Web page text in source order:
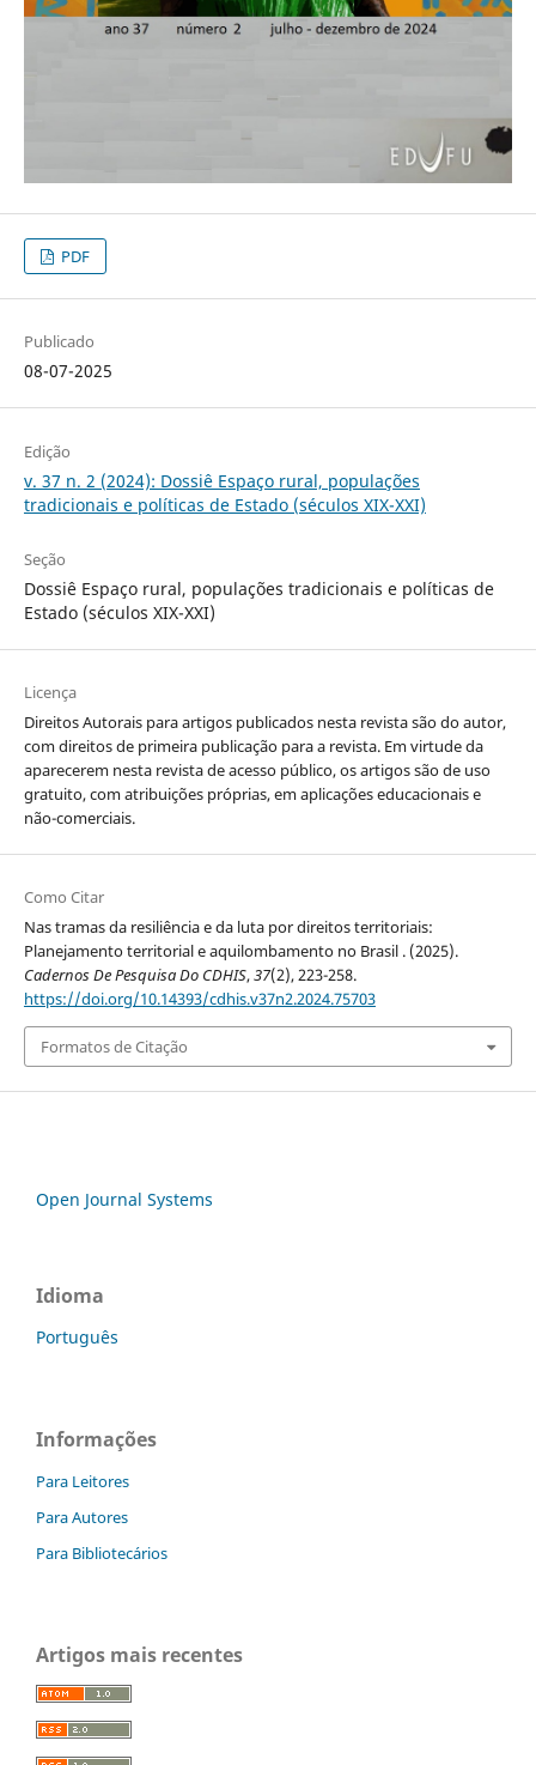
PDF
Publicado
08-07-2025
Edição
v. 37 n. 2 (2024): Dossiê Espaço rural, populações
tradicionais e políticas de Estado (séculos XIX-XXI)
Seção
Dossiê Espaço rural, populações tradicionais e políticas de
Estado (séculos XIX-XXI)
Licença
Direitos Autorais para artigos publicados nesta revista são do autor,
com direitos de primeira publicação para a revista. Em virtude da
aparecerem nesta revista de acesso público, os artigos são de uso
gratuito, com atribuições próprias, em aplicações educacionais e
não-comerciais.
Como Citar
Nas tramas da resiliência e da luta por direitos territoriais:
Planejamento territorial e aquilombamento no Brasil . (2025).
Cadernos De Pesquisa Do CDHIS,37(2), 223-258.
https://doi.org/10.14393/cdhis.v37n2.2024.75703
Formatos de Citação
Open Journal Systems
Idioma
Português
Informações
Para Leitores
Para Autores
Para Bibliotecários
Artigos mais recentes